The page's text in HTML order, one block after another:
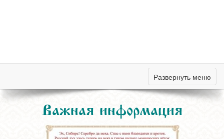
Развернуть меню
Важная информация